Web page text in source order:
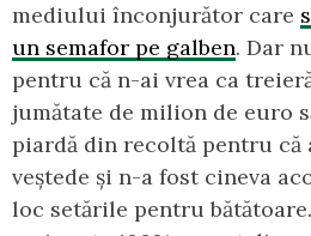
mediului înconjurător care
un semafor pe galben. Dar
pentru că n-ai vrea ca
jumătate de milion de euro
piardă din recoltă pentru că
veștede și n-a fost cineva
loc setările pentru